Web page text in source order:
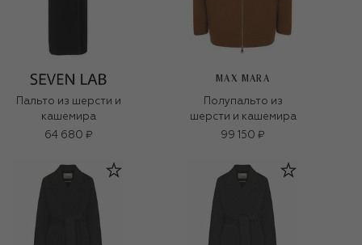
Пальто из шерсти и
кашемира
64 680 ₽
MAX MARA
Полупальто из
шерсти и кашемира
99 150 ₽